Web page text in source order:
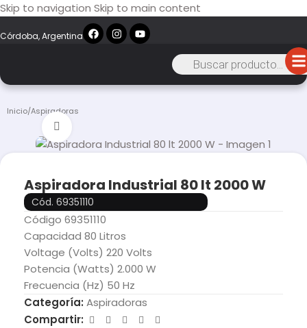
Skip to navigation Skip to main content
Córdoba, Argentina
Inicio/Aspiradoras
Aspiradora Industrial 80 lt 2000 W
Cód. 69351110
Código 69351110
Capacidad 80 Litros
Voltage (Volts) 220 Volts
Potencia (Watts) 2.000 W
Frecuencia (Hz) 50 Hz
Categoría: Aspiradoras
Compartir: